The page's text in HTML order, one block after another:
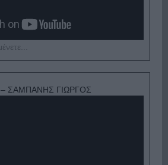
ΣΑΜΠΑΝΗΣ ΓΙΩΡΓΟΣ